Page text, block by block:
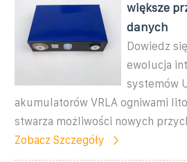
większe
danych
Dowiedz
ewolucja
systemów
akumulatorów VRLA ogniwami
stwarza możliwości nowych
Zobacz Szczegóły